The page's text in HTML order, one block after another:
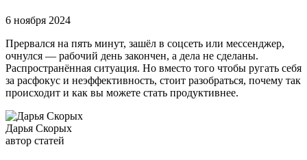
6 ноября 2024
Прервался на пять минут, зашёл в соцсеть или мессенджер,
очнулся — рабочий день закончен, а дела не сделаны.
Распространённая ситуация. Но вместо того чтобы ругать себя
за расфокус и неэффективность, стоит разобраться, почему так
происходит и как вы можете стать продуктивнее.
Дарья Скорых
автор статей